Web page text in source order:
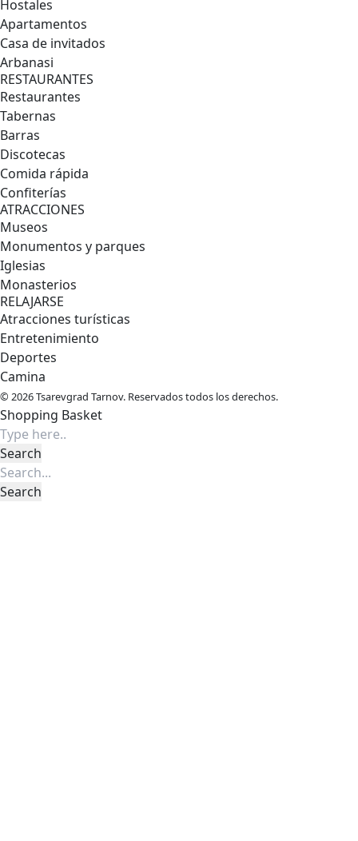
Hostales
Apartamentos
Casa de invitados
Arbanasi
RESTAURANTES
Restaurantes
Tabernas
Barras
Discotecas
Comida rápida
Confiterías
ATRACCIONES
Museos
Monumentos y parques
Iglesias
Monasterios
RELAJARSE
Atracciones turísticas
Entretenimiento
Deportes
Camina
© 2026 Tsarevgrad Tarnov. Reservados todos los derechos.
Shopping Basket